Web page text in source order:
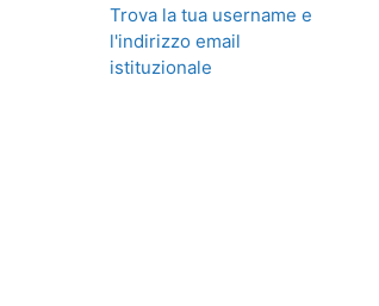
Trova la tua username e
l'indirizzo email
istituzionale